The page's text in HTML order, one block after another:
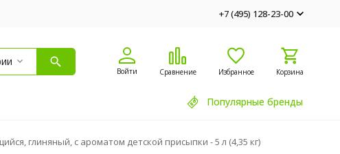
+7 (495) 128-23-00
Войти Сравнение Избранное Корзина
Популярные бренды
глиняный, с ароматом детской присыпки - 5 л (4,35 кг)